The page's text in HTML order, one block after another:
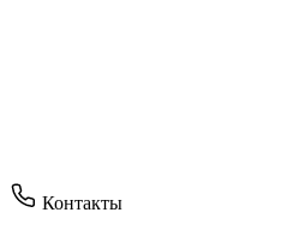
Контакты